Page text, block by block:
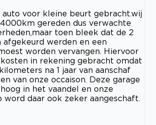
auto voor kleine beurt gebracht.wij
gereden dus verwachte
toen bleek dat de 2
afgekeurd werden en een
worden vervangen. Hiervoor
in rekening gebracht omdat
na 1 jaar van aanschaf
van onze occaison. Deze garage
in het vaandel en onze
word daar ook zeker aangeschaft.